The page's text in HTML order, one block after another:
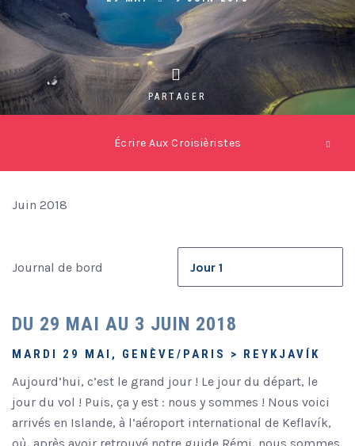
Écrire Aux Croisièristes
PARTAGER
Juin 2018
Journal de bord
DU 29 MAI AU 3 JUIN 2018
MARDI 29 MAI, GENÈVE/PARIS > REYKJAVÍK
Aujourd’hui, c’est le grand jour ! Le jour du départ, le
jour du vol ! Puis, ça y est : nous y sommes ! Nous voici
arrivés en Islande, à l’aéroport international de Keflavík,